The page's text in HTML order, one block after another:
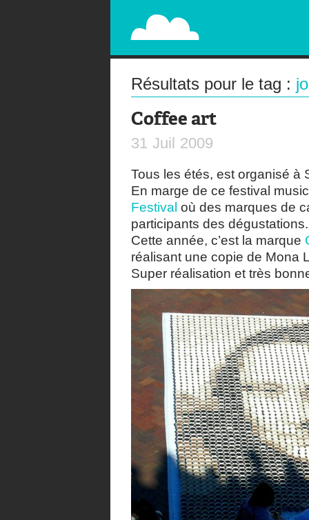
PAPERPLANE
STREET, AMBIENT, GUÉRILLA MARKETING
Résultats pour le tag :
Coffee art
31 Juil 2009
Tous les étés, est organisé
En marge de ce festival
Festival où des marques de
participants des dégustations.
Cette année, c’est la marque
réalisant une copie de Mona
Super réalisation et très